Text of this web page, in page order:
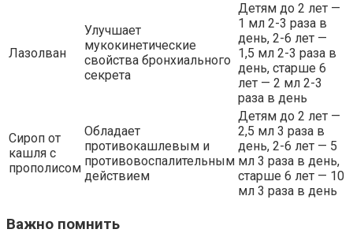
Лазолван
Улучшает
мукокинетические
свойства бронхиального
секрета
Детям до 2 лет —
1 мл 2-3 раза в
день, 2-6 лет —
1,5 мл 2-3 раза в
день, старше 6
лет — 2 мл 2-3
раза в день
Сироп от
кашля с
прополисом
Обладает
противокашлевым и
противовоспалительным
действием
Детям до 2 лет —
2,5 мл 3 раза в
день, 2-6 лет — 5
мл 3 раза в день,
старше 6 лет — 10
мл 3 раза в день
Важно помнить